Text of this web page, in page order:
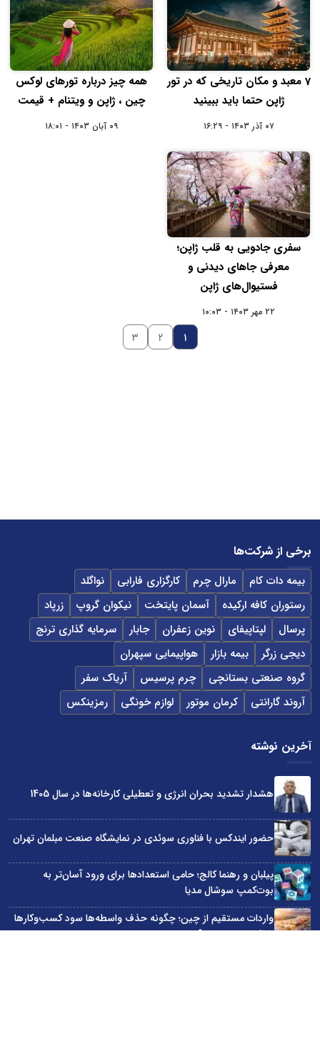
7 معبد و مکان تاریخی که در تور
ژاپن حتما باید ببینید
۰۷ آذر ۱۴۰۳ - ۱۶:۲۹
همه چیز درباره تورهای لوکس
چین ، ژاپن و ویتنام + قیمت
۰۹ آبان ۱۴۰۳ - ۱۸:۰۱
سفری جادویی به قلب ژاپن؛
معرفی جاهای دیدنی و
فستیوال‌های ژاپن
۲۲ مهر ۱۴۰۳ - ۱۰:۰۳
۱ ۲ ۳
برخی از شرکت‌ها
بیمه دات کام مارال چرم کارگزاری فارابی
نواگلد
رستوران کافه ارکیده
آسمان پایتخت نیکوان گروپ
زرپاد
پرسال
لپتاپیفای نوین زعفران جابار
سرمایه گذاری ترنج
دیجی زرگر
بیمه بازار
هواپیمایی سپهران
گروه صنعتی بستانچی
چرم پرسیس
آریاک سفر
آروند گارانتی
کرمان موتور لوازم خونگی رمزینکس
آخرین نوشته
هشدار تشدید بحران انرژی و تعطیلی کارخانه‌ها در سال 1405
حضور ایندکس با فناوری سوئدی در نمایشگاه صنعت مبلمان تهران
پیلبان و رهنما کالج؛ حامی استعدادها برای ورود آسان‌تر به
بوت‌کمپ سوشال مدیا
واردات مستقیم از چین؛ چگونه حذف واسطه‌ها سود کسب‌وکارها
را افزایش می‌دهد؟